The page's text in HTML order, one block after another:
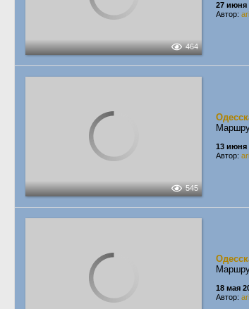
464
27 июня
Автор:
545
13 июня
Автор:
18 мая
Автор: